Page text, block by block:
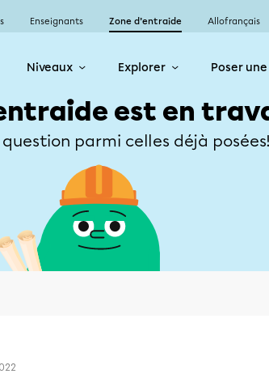
Enseignants Zone d’entraide Allofrançais
Niveaux Explorer Poser
est en
parmi celles déjà